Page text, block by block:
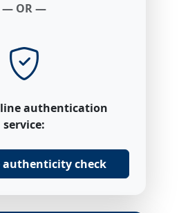
— OR —
authentication
service:
authenticity check